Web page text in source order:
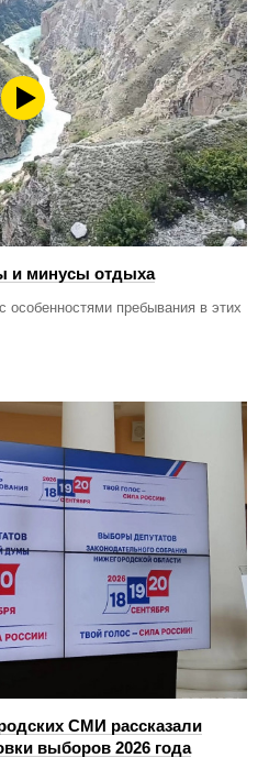
и минусы отдыха
особенностями пребывания в этих
СМИ рассказали
выборов 2026 года